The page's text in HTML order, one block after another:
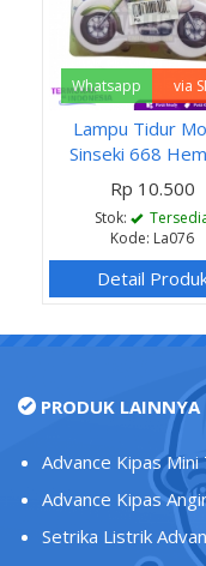
Whatsapp via
Lampu Tidur
Sinseki 668
Rp 10.500
Stok:
Kode: La076
Detail
PRODUK LAINNYA
Advance Kipas
Advance Kipas
Setrika Listrik